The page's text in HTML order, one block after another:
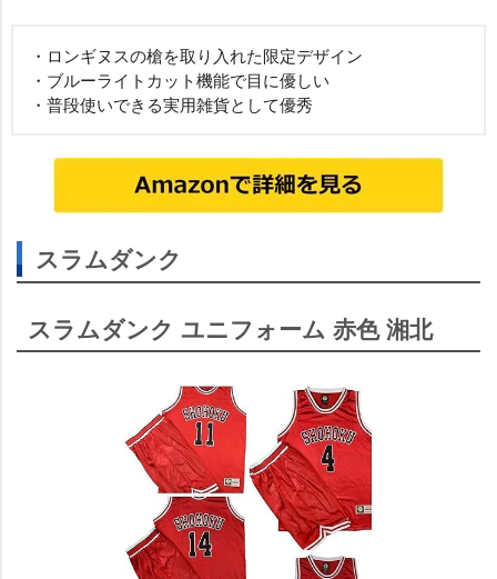
・ロンギヌスの槍を取り入れた限定デザイン
・ブルーライトカット機能で目に優しい
・普段使いできる実用雑貨として優秀
スラムダンク
スラムダンク ユニフォーム 赤色 湘北